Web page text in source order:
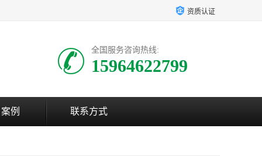
资质认证
全国服务咨询热线:
15964622799
例 联系方式